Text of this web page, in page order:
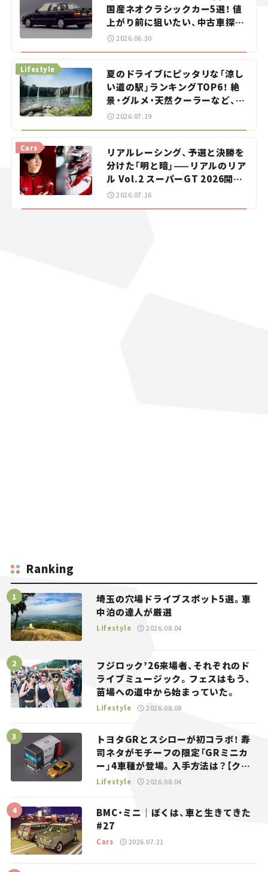
国産ネオクラシックカー5選！ 値
上がり前に狙いたい、中古車探し
をお手伝い――ちょっとイケてるマ
2026.06.30
夏のドライブにピッタリな「涼し
い道の駅」ランキングTOP6！ 絶
景・グルメ・天然クーラーなど、避
暑におすすめのスポットを紹介
【道の駅マニアの推し駅ガイド】
Lifestyle
2026.07.19
リアルレーシング、予選と決勝を
分けた「明と暗」——リアルのリア
ル Vol.2 スーパーGT 2026開幕
戦 岡山国際サーキット
Cars
2026.07.16
Ranking
埼玉の穴場ドライブスポット5選。車
中泊の達人が厳選
Lifestyle 2026.08.04
フジロック’26来場者、それぞれのド
ライブミュージック。フェスはもう、
苗場への道中から始まっていた。
Lifestyle 2026.08.08
トヨタGRとスシローが初コラボ！ 寿
司ネタがモチーフの限定「GRミニカ
ー」4車種が登場。入手方法は？【クル
マとホビー】
Lifestyle 2026.08.04
BMC・ミニ｜ぼくは、車と生きてきた
#27
Cars 2026.07.21